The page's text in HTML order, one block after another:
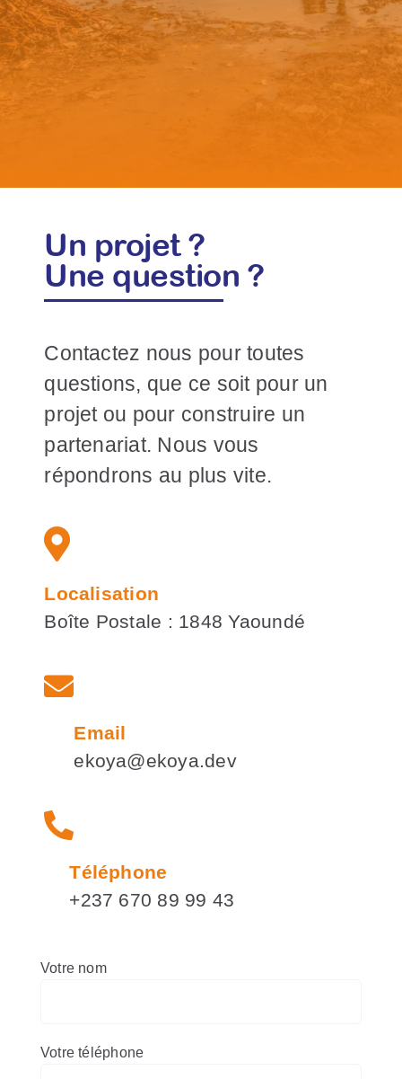
Un projet ?
Une question ?
Contactez nous pour toutes
questions, que ce soit pour un
projet ou pour construire un
partenariat. Nous vous
répondrons au plus vite.
Localisation
Boîte Postale : 1848 Yaoundé
Email
ekoya@ekoya.dev
Téléphone
+237 670 89 99 43
Votre nom
Votre téléphone